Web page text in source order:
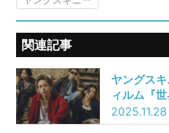
関連記事
ヤングス
ィルム『
も』先行上
ト開催決定
2025.11.28